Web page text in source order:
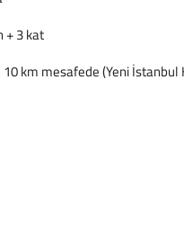
+ 3 kat
km mesafede (Yeni İstanbul